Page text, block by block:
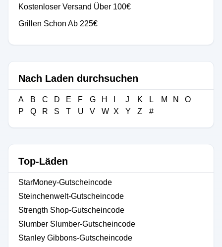
Kostenloser Versand Über 100€
Grillen Schon Ab 225€
Nach Laden durchsuchen
A B C D E F G H J K L M N
O
P
Q R S T U V W X Y Z #
Top-Läden
StarMoney-Gutscheincode
Steinchenwelt-Gutscheincode
Strength Shop-Gutscheincode
Slumber Slumber-Gutscheincode
Stanley Gibbons-Gutscheincode